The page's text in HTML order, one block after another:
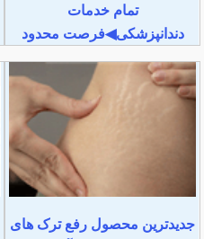
تمام خدمات
دندانپزشکی◀فرصت محدود
جدیدترین محصول رفع ترک های